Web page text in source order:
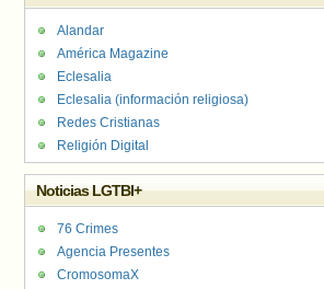
Alandar
América Magazine
Eclesalia
Eclesalia (información religiosa)
Redes Cristianas
Religión Digital
Noticias LGTBI+
76 Crimes
Agencia Presentes
CromosomaX